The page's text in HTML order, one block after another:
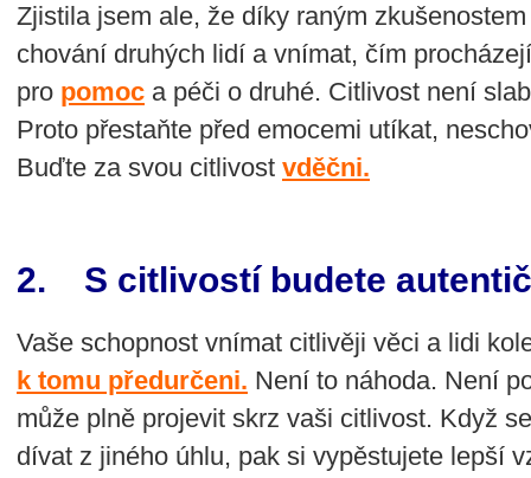
Zjistila jsem ale, že díky raným
chování druhých lidí a vnímat, čím
pro pomoc a péči o druhé. Citlivost není
Proto přestaňte před emocemi utíkat,
Buďte za svou citlivost vděčni.
2. S citlivostí budete
Vaše schopnost vnímat citlivěji věci a lidi
k tomu předurčeni. Není to náhoda. Není
může plně projevit skrz vaši citlivost. Když
dívat z jiného úhlu, pak si vypěstujete lepší